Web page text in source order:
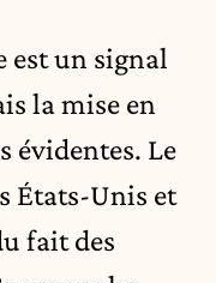
est un signal
la mise en
évidentes. Le
États-Unis et
fait des